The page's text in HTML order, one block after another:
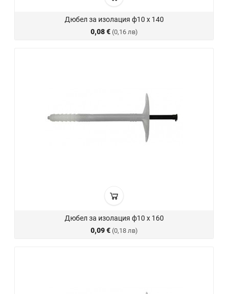
Дюбел за изолация ф10 х 140
0,08 € (0,16 лв)
Дюбел за изолация ф10 х 160
0,09 € (0,18 лв)